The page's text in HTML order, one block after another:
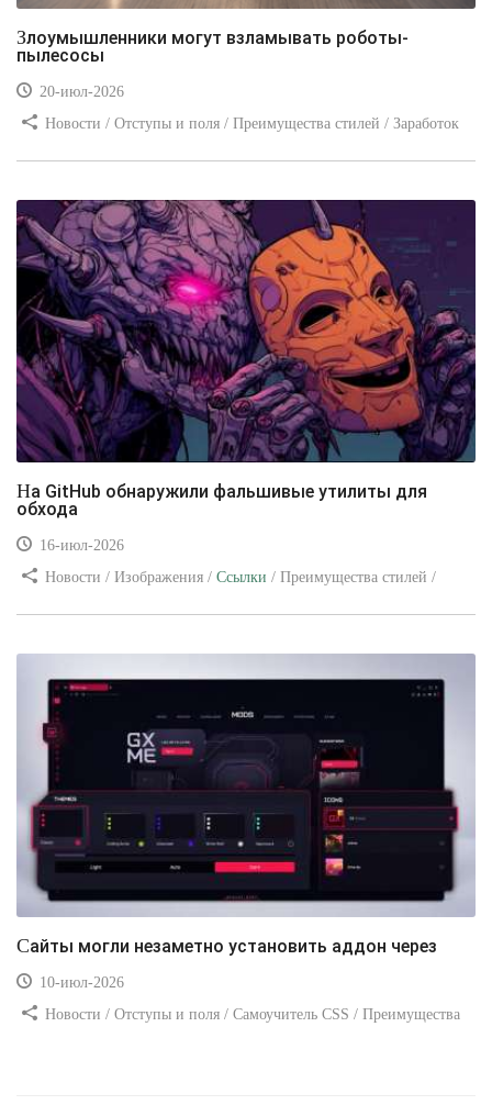
Злоумышленники могут взламывать роботы-
пылесосы
20-июл-2026
Новости / Отступы и поля / Преимущества стилей / Заработок
На GitHub обнаружили фальшивые утилиты для
обхода
16-июл-2026
Новости / Изображения / Ссылки / Преимущества стилей /
Сайты могли незаметно установить аддон через
10-июл-2026
Новости / Отступы и поля / Самоучитель CSS / Преимущества